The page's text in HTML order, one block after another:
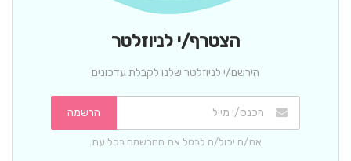
הצטרף/י לניוזלטר
הירשם/י לניוזלטר שלנו לקבלת עדכונים
הרשמה
את/ה יכול/ה לבטל את ההרשמה בכל עת.